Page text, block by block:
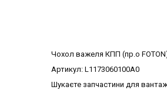
Чохол важеля КПП (пр.о
Артикул: L1173060100A0
Шукаєте запчастини для